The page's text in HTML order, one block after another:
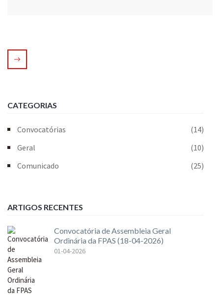
CATEGORIAS
Convocatórias
(14)
Geral
(10)
Comunicado
(25)
ARTIGOS RECENTES
Convocatória de Assembleia Geral
Ordinária da FPAS (18-04-2026)
01-04-2026